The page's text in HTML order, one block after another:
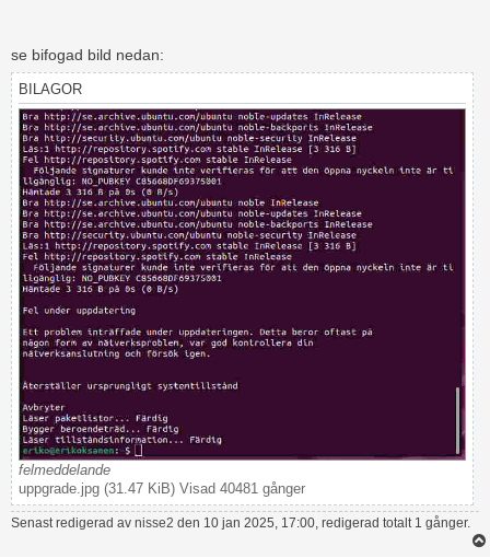
se bifogad bild nedan:
BILAGOR
felmeddelande
uppgrade.jpg (31.47 KiB) Visad 40481 gånger
Senast redigerad av nisse2 den 10 jan 2025, 17:00, redigerad totalt 1 gånger.